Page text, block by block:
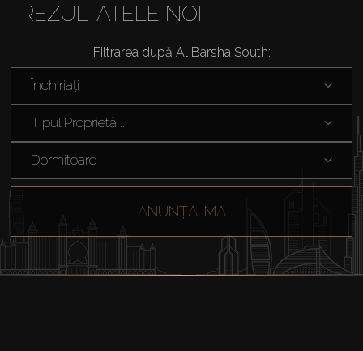
REZULTATELE NOI
Filtrarea după Al Barsha South:
Închiriați
Tipul Proprietă ...
Dormitoare
ANUNȚA-MA